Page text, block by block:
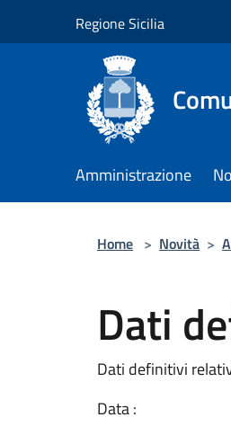
Regione Sicilia
Amministrazione
Home > Novità >
Dati
Dati definitivi
Data :